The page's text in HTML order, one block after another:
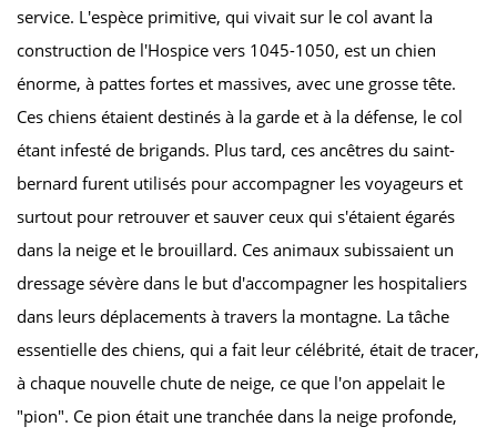
service. L'espèce primitive, qui vivait sur le col avant la
construction de l'Hospice vers 1045-1050, est un chien
énorme, à pattes fortes et massives, avec une grosse tête.
Ces chiens étaient destinés à la garde et à la défense, le col
étant infesté de brigands. Plus tard, ces ancêtres du saint-
bernard furent utilisés pour accompagner les voyageurs et
surtout pour retrouver et sauver ceux qui s'étaient égarés
dans la neige et le brouillard. Ces animaux subissaient un
dressage sévère dans le but d'accompagner les hospitaliers
dans leurs déplacements à travers la montagne. La tâche
essentielle des chiens, qui a fait leur célébrité, était de tracer,
à chaque nouvelle chute de neige, ce que l'on appelait le
"pion". Ce pion était une tranchée dans la neige profonde,